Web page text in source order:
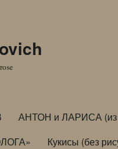
АНТОН и ЛАРИСА (из
Кукисы (без